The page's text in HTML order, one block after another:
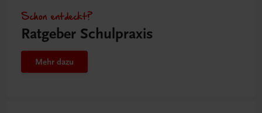
Schon entdeckt?
Ratgeber Schulpraxis
Mehr dazu